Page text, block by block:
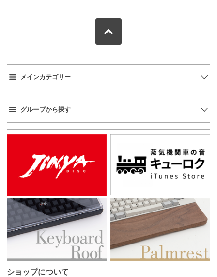
メインカテゴリー
グループから探す
ショップについて